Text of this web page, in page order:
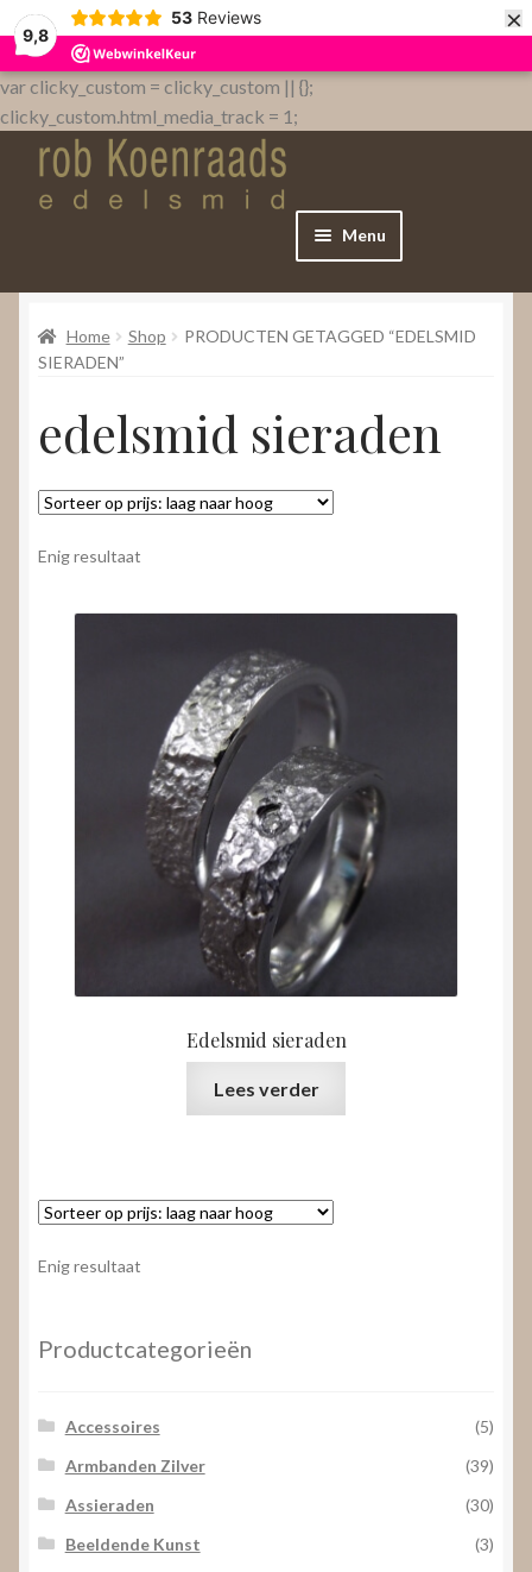
9,8
53 Reviews ×
var clicky_custom = clicky_custom || {};
clicky_custom.html_media_track = 1;
Menu
Home
WebShop
Over
Nieuws
Video’s
Home Shop
PRODUCTEN GETAGGED “EDELSMID
SIERADEN”
edelsmid sieraden
Enig resultaat
Edelsmid sieraden
Lees verder
Enig resultaat
Productcategorieën
Accessoires
(5)
Armbanden Zilver
(39)
Assieraden
(30)
Beeldende Kunst
(3)